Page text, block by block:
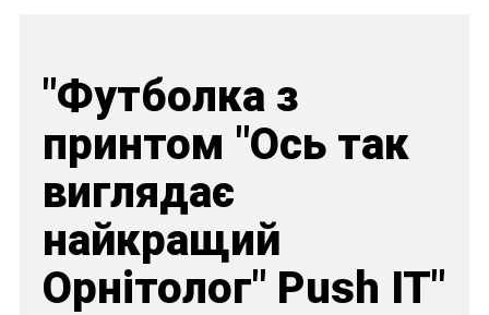
"Футболка з
принтом "Ось так
виглядає
найкращий
Орнітолог" Push IT"